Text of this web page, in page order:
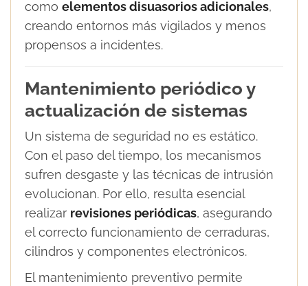
como elementos disuasorios adicionales,
creando entornos más vigilados y menos
propensos a incidentes.
Mantenimiento periódico y
actualización de sistemas
Un sistema de seguridad no es estático.
Con el paso del tiempo, los mecanismos
sufren desgaste y las técnicas de intrusión
evolucionan. Por ello, resulta esencial
realizar revisiones periódicas, asegurando
el correcto funcionamiento de cerraduras,
cilindros y componentes electrónicos.
El mantenimiento preventivo permite